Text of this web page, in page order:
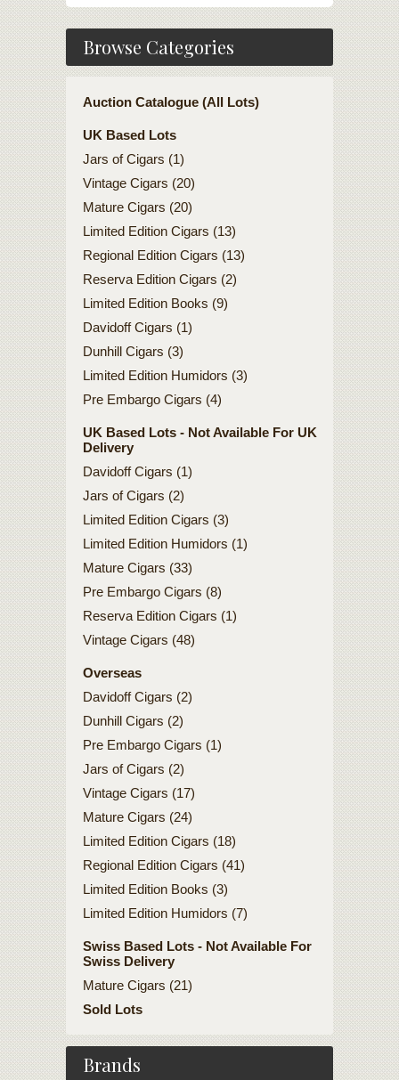
Browse Categories
Auction Catalogue (All Lots)
UK Based Lots
Jars of Cigars (1)
Vintage Cigars (20)
Mature Cigars (20)
Limited Edition Cigars (13)
Regional Edition Cigars (13)
Reserva Edition Cigars (2)
Limited Edition Books (9)
Davidoff Cigars (1)
Dunhill Cigars (3)
Limited Edition Humidors (3)
Pre Embargo Cigars (4)
UK Based Lots - Not Available For UK
Delivery
Davidoff Cigars (1)
Jars of Cigars (2)
Limited Edition Cigars (3)
Limited Edition Humidors (1)
Mature Cigars (33)
Pre Embargo Cigars (8)
Reserva Edition Cigars (1)
Vintage Cigars (48)
Overseas
Davidoff Cigars (2)
Dunhill Cigars (2)
Pre Embargo Cigars (1)
Jars of Cigars (2)
Vintage Cigars (17)
Mature Cigars (24)
Limited Edition Cigars (18)
Regional Edition Cigars (41)
Limited Edition Books (3)
Limited Edition Humidors (7)
Swiss Based Lots - Not Available For
Swiss Delivery
Mature Cigars (21)
Sold Lots
Brands